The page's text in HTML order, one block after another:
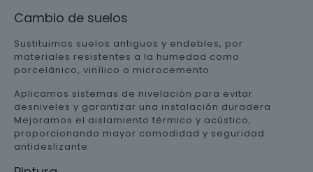
Cambio de suelos
Sustituimos suelos antiguos y endebles, por
materiales resistentes a la humedad como
porcelánico, vinílico o microcemento.
Aplicamos sistemas de nivelación para evitar
desniveles y garantizar una instalación duradera.
Mejoramos el aislamiento térmico y acústico,
proporcionando mayor comodidad y seguridad
antideslizante.